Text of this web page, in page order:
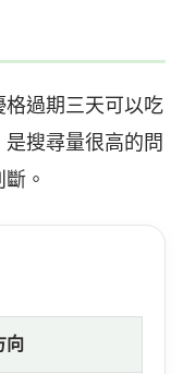
格過期三天可以吃
搜尋量很高的問
。
向